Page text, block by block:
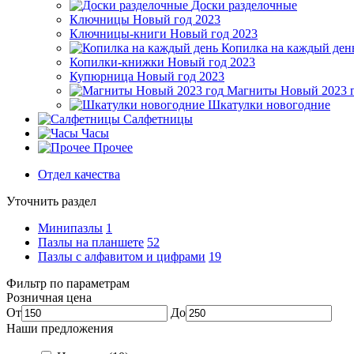
Доски разделочные
Ключницы Новый год 2023
Ключницы-книги Новый год 2023
Копилка на каждый
Копилки-книжки Новый год 2023
Купюрница Новый год 2023
Магниты Новый 2023
Шкатулки новогодние
Салфетницы
Часы
Прочее
Отдел качества
Уточнить раздел
Минипазлы 1
Пазлы на планшете 52
Пазлы с алфавитом и цифрами 19
Фильтр по параметрам
Розничная цена
От
До
Наши предложения